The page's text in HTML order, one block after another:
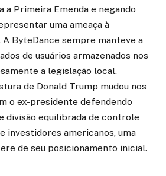
a Primeira Emenda e negando
uma ameaça à
A ByteDance sempre manteve a
de usuários armazenados nos
a legislação local.
de Donald Trump mudou nos
o ex-presidente defendendo
divisão equilibrada de controle
investidores americanos, uma
de seu posicionamento inicial.